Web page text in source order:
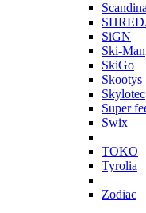
SHRED.
SiGN
Ski-Man
SkiGo
Skootys
Skylotec
Super
Swix
TOKO
Tyrolia
Zodiac